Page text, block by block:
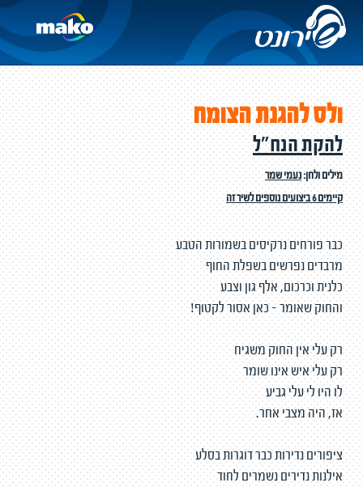
ולס להגנת הצומח
להקת הנח"ל
מילים ולחן:נעמי שמר
קיימים 6 ביצועים נוספים לשיר זה
כבר פורחים נרקיסים בשמורות הטבע
מרבדים נפרשים בשפלת החוף
כלנית וכרכום, אלף גון וצבע
והחוק שאומר - כאן אסור לקטוף!
רק עלי אין החוק משגיח
רק עלי איש אינו שומר
לו היו לי עלי גביע
אז, היה מצבי אחר.
ציפורים נדירות כבר דוגרות בסלע
אילנות נדירים נשמרים לחוד